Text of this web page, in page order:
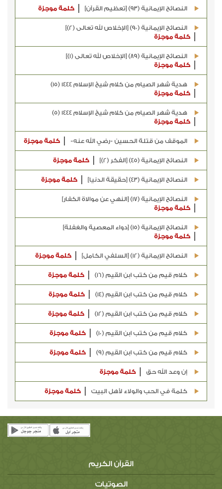
النصائح الإيمانية (93) [تعظيم القرآن] كلمة موجزة
النصائح الإيمانية (90) [الإخلاص لله تعالى (2)]
كلمة موجزة
النصائح الإيمانية (89) [الإخلاص لله تعالى (1)]
كلمة موجزة
هدية شهر الصيام من كلام شيخ الإسلام 1444 (15)
كلمة موجزة
هدية شهر الصيام من كلام شيخ الإسلام 1444 (5)
كلمة موجزة
الموقف من قتلة الحسين -رضي الله عنه- كلمة موجزة
النصائح الإيمانية (45) [الفكر (2)] كلمة موجزة
النصائح الإيمانية (43) [حقيقة الدنيا] كلمة موجزة
النصائح الإيمانية (17) [النهي عن موالاة الكفار]
كلمة موجزة
النصائح الإيمانية (15) [دواء المعصية والغفلة]
كلمة موجزة
النصائح الإيمانية (12) [السلفي الكامل] كلمة موجزة
كلام قيم من كتب ابن القيم (16) كلمة موجزة
كلام قيم من كتب ابن القيم (14) كلمة موجزة
كلام قيم من كتب ابن القيم (12) كلمة موجزة
كلام قيم من كتب ابن القيم (10) كلمة موجزة
كلام قيم من كتب ابن القيم (9) كلمة موجزة
إن وعد الله حق كلمة موجزة
كلمة في الحب والولاء لأهل البيت كلمة موجزة
القرآن الكريم
الصوتيات